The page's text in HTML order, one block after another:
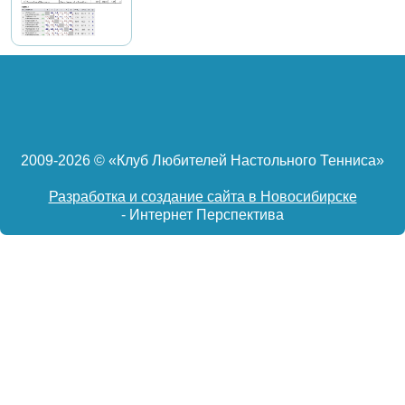
2009-2026 © «Клуб Любителей Настольного Тенниса»
Разработка и создание сайта в Новосибирске
- Интернет Перспектива